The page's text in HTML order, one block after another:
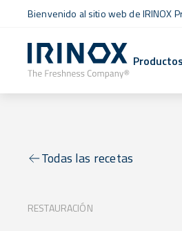
Bienvenido al sitio web de IRINOX
Productos
Todas las recetas
RESTAURACIÓN